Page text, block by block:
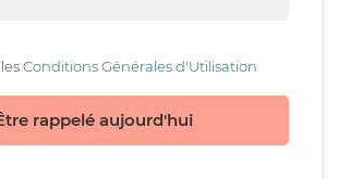
Conditions Générales d'Utilisation
rappelé aujourd'hui